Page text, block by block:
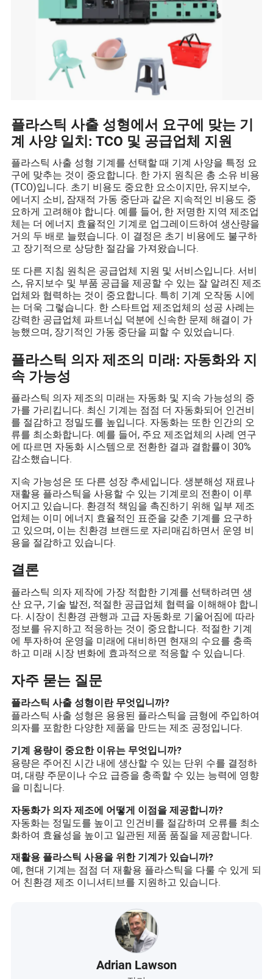
플라스틱 사출 성형에서 요구에 맞는 기
계 사양 일치: TCO 및 공급업체 지원
플라스틱 사출 성형 기계를 선택할 때 기계 사양을 특정 요
구에 맞추는 것이 중요합니다. 한 가지 원칙은 총 소유 비용
(TCO)입니다. 초기 비용도 중요한 요소이지만, 유지보수,
에너지 소비, 잠재적 가동 중단과 같은 지속적인 비용도 중
요하게 고려해야 합니다. 예를 들어, 한 저명한 지역 제조업
체는 더 에너지 효율적인 기계로 업그레이드하여 생산량을
거의 두 배로 늘렸습니다. 이 결정은 초기 비용에도 불구하
고 장기적으로 상당한 절감을 가져왔습니다.
또 다른 지침 원칙은 공급업체 지원 및 서비스입니다. 서비
스, 유지보수 및 부품 공급을 제공할 수 있는 잘 알려진 제조
업체와 협력하는 것이 중요합니다. 특히 기계 오작동 시에
는 더욱 그렇습니다. 한 스타트업 제조업체의 성공 사례는
강력한 공급업체 파트너십 덕분에 신속한 문제 해결이 가
능했으며, 장기적인 가동 중단을 피할 수 있었습니다.
플라스틱 의자 제조의 미래: 자동화와 지
속 가능성
플라스틱 의자 제조의 미래는 자동화 및 지속 가능성의 증
가를 가리킵니다. 최신 기계는 점점 더 자동화되어 인건비
를 절감하고 정밀도를 높입니다. 자동화는 또한 인간의 오
류를 최소화합니다. 예를 들어, 주요 제조업체의 사례 연구
에 따르면 자동화 시스템으로 전환한 결과 결함률이 30%
감소했습니다.
지속 가능성은 또 다른 성장 추세입니다. 생분해성 재료나
재활용 플라스틱을 사용할 수 있는 기계로의 전환이 이루
어지고 있습니다. 환경적 책임을 촉진하기 위해 일부 제조
업체는 이미 에너지 효율적인 표준을 갖춘 기계를 요구하
고 있으며, 이는 친환경 브랜드로 자리매김하면서 운영 비
용을 절감하고 있습니다.
결론
플라스틱 의자 제작에 가장 적합한 기계를 선택하려면 생
산 요구, 기술 발전, 적절한 공급업체 협력을 이해해야 합니
다. 시장이 친환경 관행과 고급 자동화로 기울어짐에 따라
정보를 유지하고 적응하는 것이 중요합니다. 적절한 기계
에 투자하여 운영을 미래에 대비하면 현재의 수요를 충족
하고 미래 시장 변화에 효과적으로 적응할 수 있습니다.
자주 묻는 질문
플라스틱 사출 성형이란 무엇입니까?
플라스틱 사출 성형은 용융된 플라스틱을 금형에 주입하여
의자를 포함한 다양한 제품을 만드는 제조 공정입니다.
기계 용량이 중요한 이유는 무엇입니까?
용량은 주어진 시간 내에 생산할 수 있는 단위 수를 결정하
며, 대량 주문이나 수요 급증을 충족할 수 있는 능력에 영향
을 미칩니다.
자동화가 의자 제조에 어떻게 이점을 제공합니까?
자동화는 정밀도를 높이고 인건비를 절감하며 오류를 최소
화하여 효율성을 높이고 일관된 제품 품질을 제공합니다.
재활용 플라스틱 사용을 위한 기계가 있습니까?
예, 현대 기계는 점점 더 재활용 플라스틱을 다룰 수 있게 되
어 친환경 제조 이니셔티브를 지원하고 있습니다.
Adrian Lawson